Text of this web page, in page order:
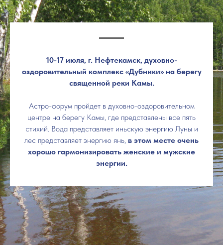
10-17 июля, г. Нефтекамск, духовно-
оздоровительный комплекс «Дубники» на берегу
священной реки Камы.
Астро-форум пройдет в духовно-оздоровительном
центре на берегу Камы, где представлены все пять
стихий. Вода представляет иньскую энергию Луны и
лес представляет энергию янь, в этом месте очень
хорошо гармонизировать женские и мужские
энергии.